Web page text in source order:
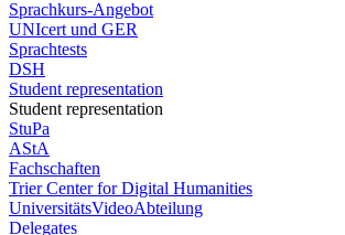
Sprachkurs-Angebot
UNIcert und GER
Sprachtests
DSH
Student representation
Student representation
StuPa
AStA
Fachschaften
Trier Center for Digital Humanities
UniversitätsVideoAbteilung
Delegates